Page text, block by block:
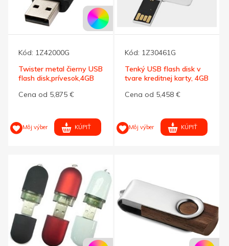
Kód: 1Z42000G
Twister metal čierny USB
flash disk,prívesok,4GB
Cena od 5,875 €
Môj výber KÚPIŤ
Kód: 1Z30461G
Tenký USB flash disk v
tvare kreditnej karty, 4GB
Cena od 5,458 €
Môj výber KÚPIŤ